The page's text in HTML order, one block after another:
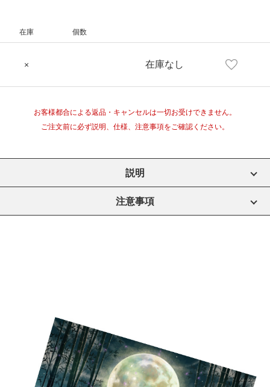
在庫 個数
× 在庫なし
お客様都合による返品・キャンセルは一切お受けできません。
ご注文前に必ず説明、仕様、注意事項をご確認ください。
説明
注意事項